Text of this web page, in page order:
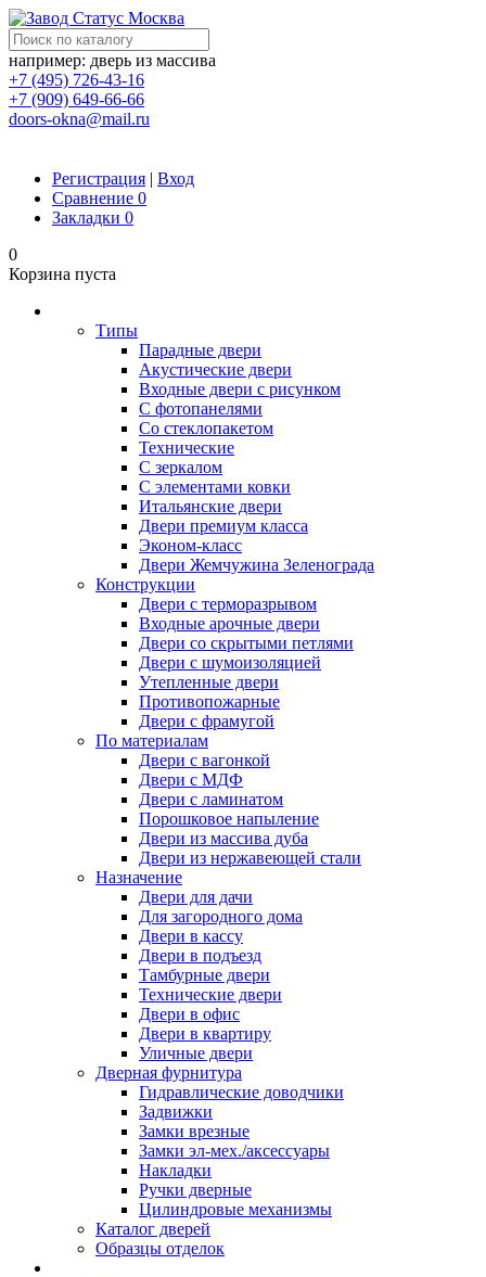
например: дверь из массива
+7 (495) 726-43-16
+7 (909) 649-66-66
doors-okna@mail.ru
Регистрация | Вход
Сравнение 0
Закладки 0
0
Корзина пуста
Типы
Парадные двери
Акустические двери
Входные двери с рисунком
С фотопанелями
Со стеклопакетом
Технические
С зеркалом
С элементами ковки
Итальянские двери
Двери премиум класса
Эконом-класс
Двери Жемчужина Зеленограда
Конструкции
Двери с терморазрывом
Входные арочные двери
Двери со скрытыми петлями
Двери с шумоизоляцией
Утепленные двери
Противопожарные
Двери с фрамугой
По материалам
Двери с вагонкой
Двери с МДФ
Двери с ламинатом
Порошковое напыление
Двери из массива дуба
Двери из нержавеющей стали
Назначение
Двери для дачи
Для загородного дома
Двери в кассу
Двери в подъезд
Тамбурные двери
Технические двери
Двери в офис
Двери в квартиру
Уличные двери
Дверная фурнитура
Гидравлические доводчики
Задвижки
Замки врезные
Замки эл-мех./аксессуары
Накладки
Ручки дверные
Цилиндровые механизмы
Каталог дверей
Образцы отделок